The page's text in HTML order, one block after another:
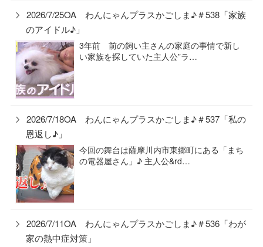
2026/7/25OA わんにゃんプラスかごしま♪＃538「家族
のアイドル♪」
3年前 前の飼い主さんの家庭の事情で新し
い家族を探していた主人公”ラ…
2026/7/18OA わんにゃんプラスかごしま♪＃537「私の
恩返し♪」
今回の舞台は薩摩川内市東郷町にある「まち
の電器屋さん」♪ 主人公&rd…
2026/7/11OA わんにゃんプラスかごしま♪＃536「わが
家の熱中症対策」